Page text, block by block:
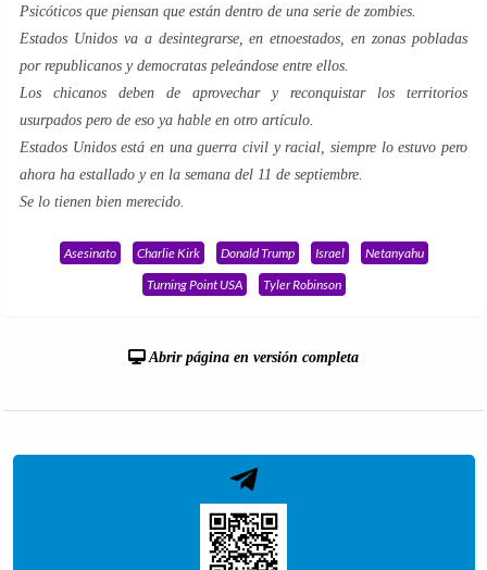
Psicóticos que piensan que están dentro de una serie de zombies.
Estados Unidos va a desintegrarse, en etnoestados, en zonas pobladas
por republicanos y democratas peleándose entre ellos.
Los chicanos deben de aprovechar y reconquistar los territorios
usurpados pero de eso ya hable en otro artículo.
Estados Unidos está en una guerra civil y racial, siempre lo estuvo pero
ahora ha estallado y en la semana del 11 de septiembre.
Se lo tienen bien merecido.
Asesinato Charlie Kirk Donald Trump Israel
Netanyahu
Turning Point USA
Tyler Robinson
Abrir página en versión completa